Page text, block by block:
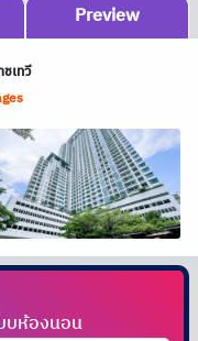
Preview
เทวี
บห้องนอน